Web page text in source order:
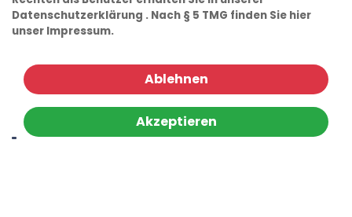
Datenschutzerklärung . Nach § 5 TMG finden Sie hier
unser Impressum.
Ablehnen
Akzeptieren